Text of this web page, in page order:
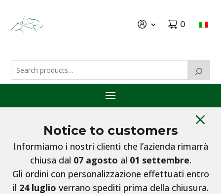
0
M
Notice to customers
Informiamo i nostri clienti che l’azienda rimarrà
chiusa dal 07 agosto al 01 settembre.
Gli ordini con personalizzazione effettuati entro
il 24 luglio verrano spediti prima della chiusura.